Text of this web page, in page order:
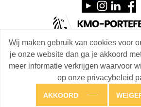
Wij maken gebruik van cookies voor
je onze website dan ga je akkoord
meer informatie verkrijgen waarvoor
op onze privacybeleid
AKKOORD
© 2026 3D CADWORKS. ALLE RECHTEN
DE